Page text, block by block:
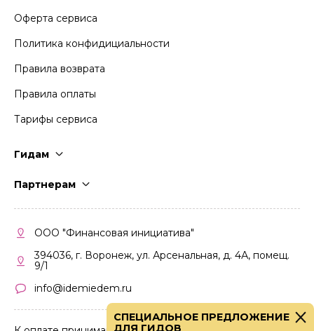
Оферта сервиса
Политика конфидициальности
Правила возврата
Правила оплаты
Тарифы сервиса
Гидам
Партнерам
Кабинет партнера
Правила участия
ООО "Финансовая инициатива"
394036, г. Воронеж, ул. Арсенальная, д. 4А, помещ.
9/1
info@idemiedem.ru
СПЕЦИАЛЬНОЕ ПРЕДЛОЖЕНИЕ